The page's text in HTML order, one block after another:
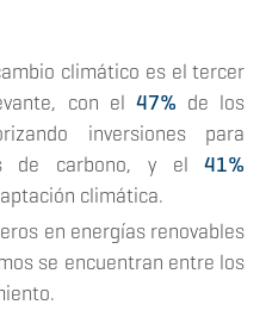
climático es el tercer
con el 47% de los
inversiones para
de carbono, y el41%
climática.
en energías renovables
se encuentran entre los